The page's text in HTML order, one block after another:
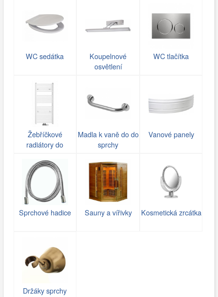
WC sedátka
Koupelnové
osvětlení
WC tlačítka
Žebříčkové
radiátory do
Madla k vaně do do
sprchy
Vanové panely
Sprchové hadice Sauny a vířivky Kosmetická zrcátka
Držáky sprchy